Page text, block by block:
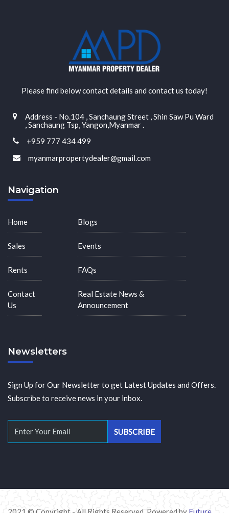
Please find below contact details and contact us today!
Address - No.104 , Sanchaung Street , Shin Saw Pu Ward
, Sanchaung Tsp, Yangon,Myanmar .
+959 777 434 499
myanmarpropertydealer@gmail.com
Navigation
Home
Sales
Rents
Contact
Us
Blogs
Events
FAQs
Real Estate News &
Announcement
Newsletters
Sign Up for Our Newsletter to get Latest Updates and Offers.
Subscribe to receive news in your inbox.